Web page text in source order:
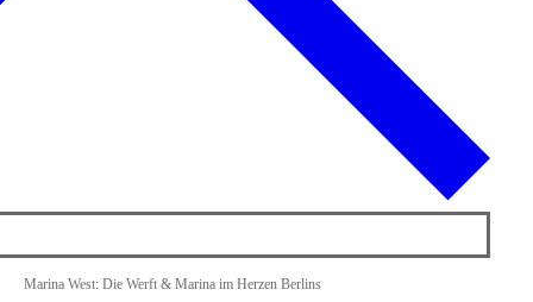
Marina West: Die Werft & Marina im Herzen Berlins